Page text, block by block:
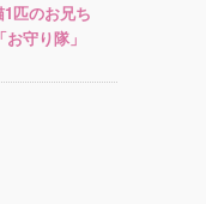
匹のお兄ち
守り隊」